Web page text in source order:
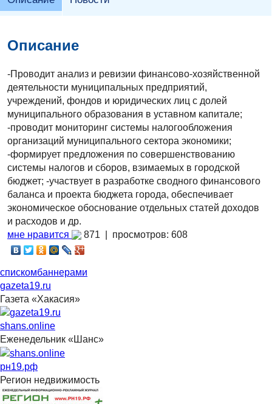
Описание
-Проводит анализ и ревизии финансово-хозяйственной
деятельности муниципальных предприятий,
учреждений, фондов и юридических лиц с долей
муниципального образования в уставном капитале;
-проводит мониторинг системы налогообложения
организаций муниципального сектора экономики;
-формирует предложения по совершенствованию
системы налогов и сборов, взимаемых в городской
бюджет; -участвует в разработке сводного финансового
баланса и проекта бюджета города, обеспечивает
экономическое обоснование отдельных статей доходов
и расходов и др.
мне нравится
871 | просмотров: 608
спискомбаннерами
gazeta19.ru
Газета «Хакасия»
shans.online
Еженедельник «Шанс»
рн19.рф
Регион недвижимость